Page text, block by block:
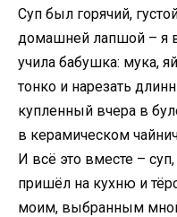
Суп был горячий,
домашней лапшой – я
учила бабушка: мука,
тонко и нарезать
купленный вчера в
в керамическом
И всё это вместе –
пришёл на кухню и
моим, выбранным